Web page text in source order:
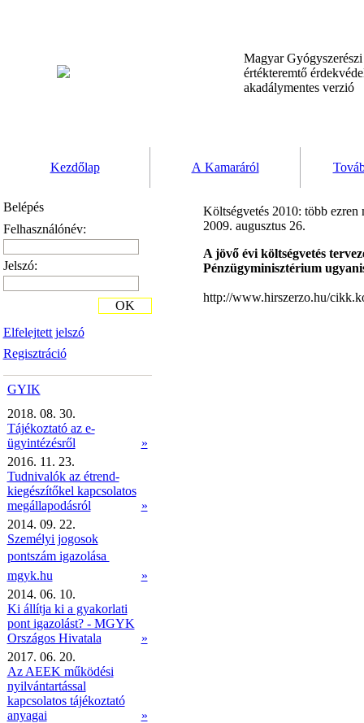
Magyar
értékteremtő
akadálymentes verzió
Kezdőlap A Kamaráról
Belépés
Felhasználónév:
Jelszó:
Elfelejtett jelszó
Regisztráció
OK
GYIK
2018. 08. 30.
Tájékoztató az e-
ügyintézésről
»
2016. 11. 23.
Tudnivalók az étrend-
kiegészítőkel kapcsolatos
megállapodásról
»
2014. 09. 22.
Személyi jogosok
pontszám igazolása 
mgyk.hu
»
2014. 06. 10.
Ki állítja ki a gyakorlati
pont igazolást? - MGYK
Országos Hivatala
»
2017. 06. 20.
Az AEEK működési
nyilvántartással
kapcsolatos tájékoztató
anyagai
»
Költségvetés 2010: több ezren
2009. augusztus 26.
A jövő évi költségvetés
Pénzügyminisztérium
http://www.hirszerzo.hu/